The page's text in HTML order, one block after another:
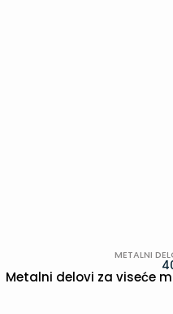
METALNI
Metalni delovi za viseće